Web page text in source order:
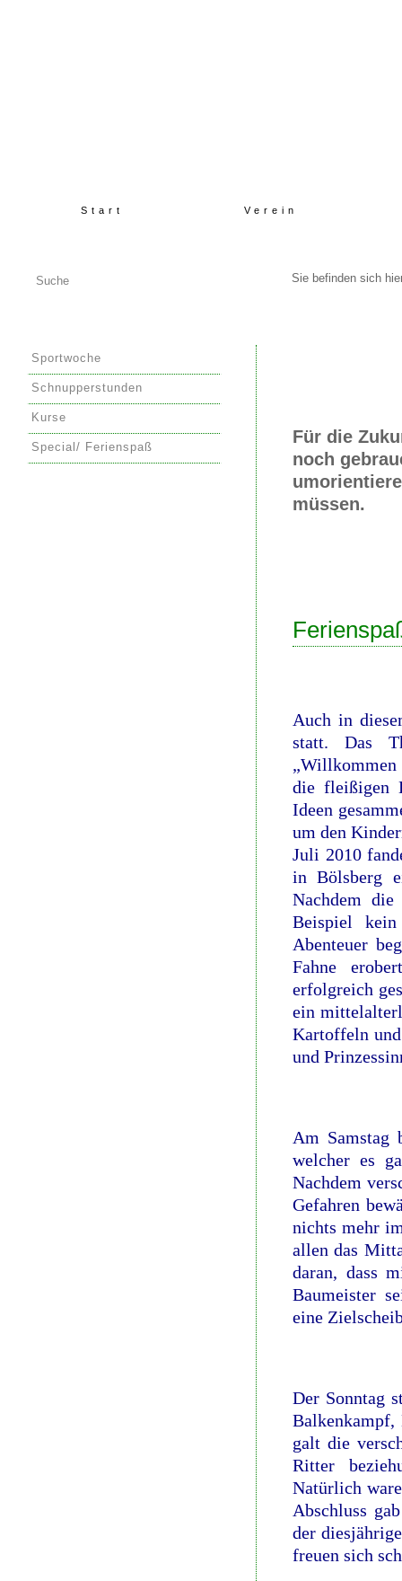
Start Verein
Sie befinden sich
Sportwoche
Schnupperstunden
Kurse
Special/ Ferienspaß
Für die
noch
müssen.
Auch in
statt. Das
die fleißigen
Ideen
um den
Juli 2010
in Bölsberg
Nachdem
Beispiel
Abenteuer
Fahne
erfolgreich
ein
Kartoffeln
und
Am Samstag
welcher es
Nachdem
Gefahren
nichts mehr
allen das
daran, dass
Baumeister
eine
Der Sonntag
Balkenkampf,
galt die
Ritter
Natürlich
Abschluss
der
freuen sich